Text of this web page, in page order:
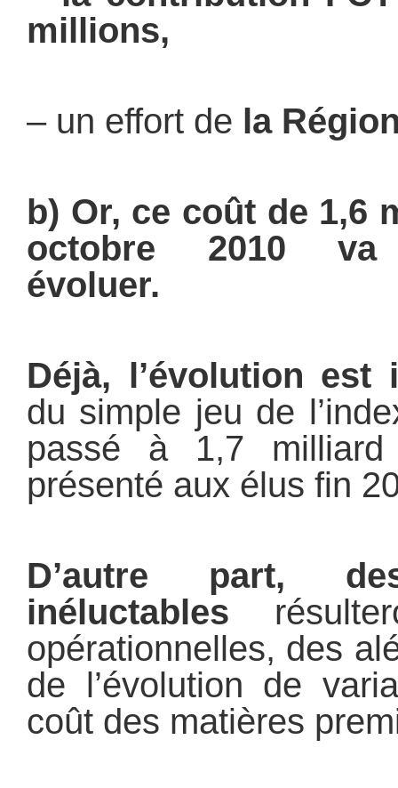
millions,
– un effort de la
b) Or, ce coût de 1,6
octobre 2010 va
évoluer.
Déjà, l’évolution est
du simple jeu de
passé à 1,7
présenté aux élus fin
D’autre part,
inéluctables
opérationnelles, des
de l’évolution de
coût des matières